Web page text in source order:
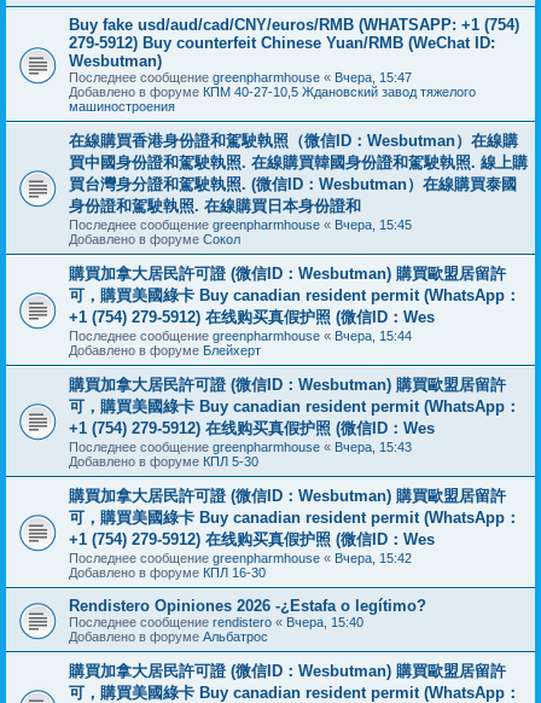
Buy fake usd/aud/cad/CNY/euros/RMB (WHATSAPP: +1 (754)
279-5912) Buy counterfeit Chinese Yuan/RMB (WeChat ID:
Wesbutman)
Последнее сообщение greenpharmhouse « Вчера, 15:47
Добавлено в форуме КПМ 40-27-10,5 Ждановский завод тяжелого
машиностроения
在線購買香港身份證和駕駛執照（微信ID：Wesbutman）在線購
買中國身份證和駕駛執照. 在線購買韓國身份證和駕駛執照. 線上購
買台灣身分證和駕駛執照. (微信ID：Wesbutman）在線購買泰國
身份證和駕駛執照. 在線購買日本身份證和
Последнее сообщение greenpharmhouse « Вчера, 15:45
Добавлено в форуме Сокол
購買加拿大居民許可證 (微信ID：Wesbutman) 購買歐盟居留許
可，購買美國綠卡 Buy canadian resident permit (WhatsApp：
+1 (754) 279-5912) 在线购买真假护照 (微信ID：Wes
Последнее сообщение greenpharmhouse « Вчера, 15:44
Добавлено в форуме Блейхерт
購買加拿大居民許可證 (微信ID：Wesbutman) 購買歐盟居留許
可，購買美國綠卡 Buy canadian resident permit (WhatsApp：
+1 (754) 279-5912) 在线购买真假护照 (微信ID：Wes
Последнее сообщение greenpharmhouse « Вчера, 15:43
Добавлено в форуме КПЛ 5-30
購買加拿大居民許可證 (微信ID：Wesbutman) 購買歐盟居留許
可，購買美國綠卡 Buy canadian resident permit (WhatsApp：
+1 (754) 279-5912) 在线购买真假护照 (微信ID：Wes
Последнее сообщение greenpharmhouse « Вчера, 15:42
Добавлено в форуме КПЛ 16-30
Rendistero Opiniones 2026 -¿Estafa o legítimo?
Последнее сообщение rendistero « Вчера, 15:40
Добавлено в форуме Альбатрос
購買加拿大居民許可證 (微信ID：Wesbutman) 購買歐盟居留許
可，購買美國綠卡 Buy canadian resident permit (WhatsApp：